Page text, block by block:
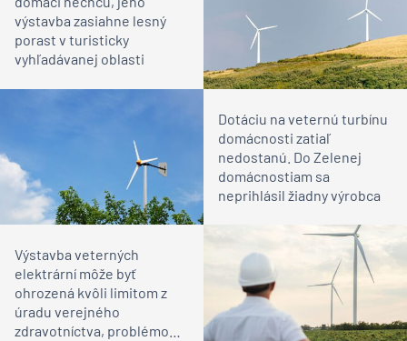
výstavba zasiahne lesný
porast v turisticky
vyhľadávanej oblasti
Dotáciu na veternú turbínu
domácnosti zatiaľ
nedostanú. Do Zelenej
domácnostiam sa
neprihlásil žiadny výrobca
Výstavba veterných
elektrární môže byť
ohrozená kvôli limitom z
úradu verejného
zdravotníctva, problémom